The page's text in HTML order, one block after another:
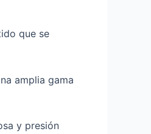
que se
amplia gama
y presión